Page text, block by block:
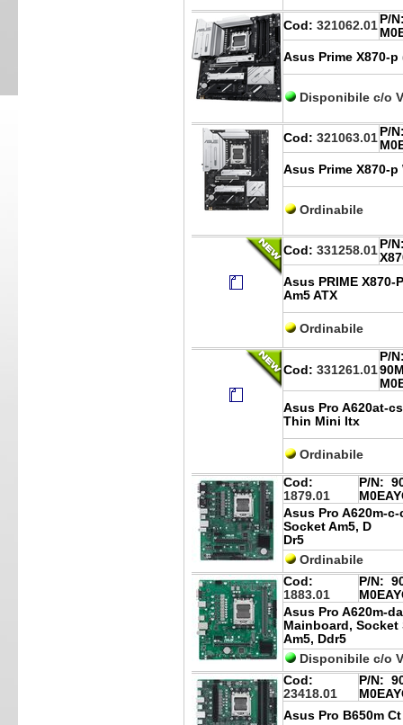
Cod: 321062.01 P/
Asus Prime X870-p
Disponibile c/o
Cod: 321063.01 P/
Asus Prime X870-p
Ordinabile
Cod: 331258.01 P/
Asus PRIME X870-
Am5 ATX
Ordinabile
Cod: 331261.01
P/
Asus Pro A620at-
Thin Mini Itx
Ordinabile
Cod:
1879.01
P/N:
Asus Pro A620m-
Socket Am5, D
Dr5
Ordinabile
Cod:
1883.01
P/N:
Asus Pro A620m-
Mainboard, Socket
Am5, Ddr5
Disponibile c/o
Cod:
23418.01
P/N:
Asus Pro B650m